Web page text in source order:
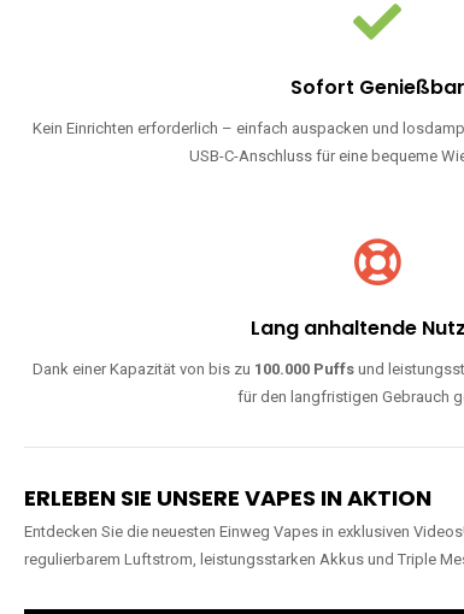
Sofort Genießbar
Kein Einrichten erforderlich – einfach auspacken und
USB-C-Anschluss für eine bequeme
Lang anhaltende
Dank einer Kapazität von bis zu 100.000 Puffs und
für den langfristigen Gebrauch
ERLEBEN SIE UNSERE VAPES IN AKTION
Entdecken Sie die neuesten Einweg Vapes in exklusiven
regulierbarem Luftstrom, leistungsstarken Akkus und Triple